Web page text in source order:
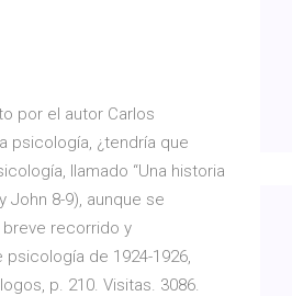
por el autor Carlos
psicología, ¿tendría que
llamado “Una historia
John 8-9), aunque se
breve recorrido y
de 1924-1926,
p. 210. Visitas. 3086.